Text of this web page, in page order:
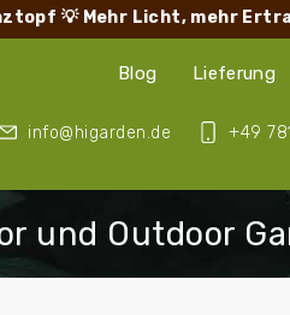
💡 Mehr Licht, mehr
+49
info@higarden.de
Blog Lieferung